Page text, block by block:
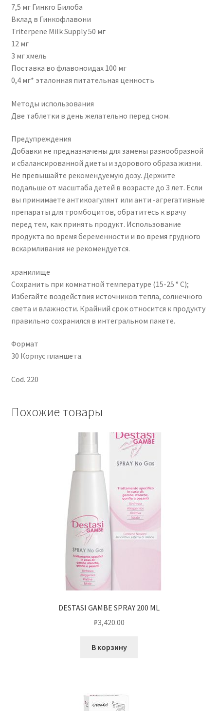
7,5 мг Гинкго Билоба
Вклад в Гинкофлавони
Triterpene Milk Supply 50 мг
12 мг
3 мг хмель
Поставка во флавоноидах 100 мг
0,4 мг* эталонная питательная ценность
Методы использования
Две таблетки в день желательно перед сном.
Предупреждения
Добавки не предназначены для замены разнообразной
и сбалансированной диеты и здорового образа жизни.
Не превышайте рекомендуемую дозу. Держите
подальше от масштаба детей в возрасте до 3 лет. Если
вы принимаете антикоагулянт или анти -агрегативные
препараты для тромбоцитов, обратитесь к врачу
перед тем, как принять продукт. Использование
продукта во время беременности и во время грудного
вскармливания не рекомендуется.
хранилище
Сохранить при комнатной температуре (15-25 ° C);
Избегайте воздействия источников тепла, солнечного
света и влажности. Крайний срок относится к продукту
правильно сохранился в интегральном пакете.
Формат
30 Корпус планшета.
Cod. 220
Похожие товары
DESTASI GAMBE SPRAY 200 ML
₽3,420.00
В корзину